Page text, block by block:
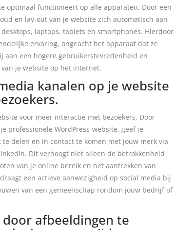
optimaal functioneert op alle apparaten. Door een
en lay-out van je website zich automatisch aan
laptops, tablets en smartphones. Hierdoor
ervaring, ongeacht het apparaat dat ze
aan een hogere gebruikerstevredenheid en
je website op het internet.
kanalen op je website
voor meer interactie met bezoekers. Door
professionele WordPress-website, geef je
delen en in contact te komen met jouw merk via
Dit verhoogt niet alleen de betrokkenheid
van je online bereik en het aantrekken van
een actieve aanwezigheid op social media bij
van een gemeenschap rondom jouw bedrijf of
afbeeldingen te